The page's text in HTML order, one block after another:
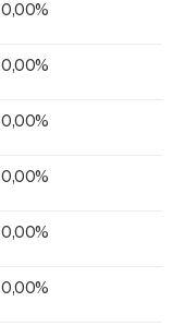
0,00%
0,00%
0,00%
0,00%
0,00%
0,00%